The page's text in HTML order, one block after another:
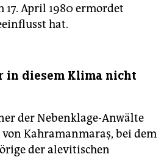
17. April 1980 ermordet
hat.
in diesem Klima nicht
der Nebenklage-Anwälte
Kahramanmaraş, bei dem
der alevitischen